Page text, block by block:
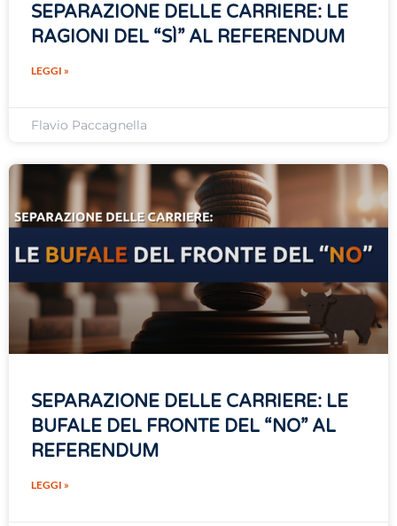
SEPARAZIONE DELLE CARRIERE: LE
RAGIONI DEL “SÌ” AL REFERENDUM
LEGGI »
Flavio Paccagnella
SEPARAZIONE DELLE CARRIERE: LE
BUFALE DEL FRONTE DEL “NO” AL
REFERENDUM
LEGGI »